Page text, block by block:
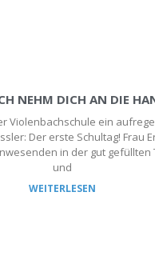
NEHM DICH AN DIE
Violenbachschule ein
Der erste Schultag! Frau
in der gut gefüllten
und
WEITERLESEN